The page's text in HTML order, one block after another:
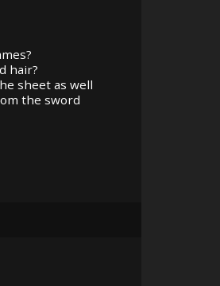
hair?
sheet as well
the sword